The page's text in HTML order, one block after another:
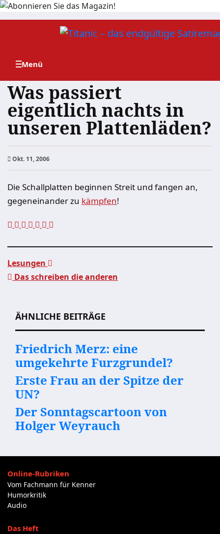
Zum
Was passiert
eigentlich nachts in
unseren Plattenläden?
Okt. 11, 2006
Die Schallplatten beginnen Streit und fangen an,
gegeneinander zu kämpfen!
Lesungen
Das schreiben die anderen
ÄHNLICHE BEITRÄGE
Friedrich Merz: eine
umgekehrte Furzgrundel?
Erste Frau an der Spitze der
UN?
Der Sonntagscartoon von
Holger Weyrauch
Online-Rubriken
Vom Fachmann für Kenner
Humorkritik
Audio
Das Heft